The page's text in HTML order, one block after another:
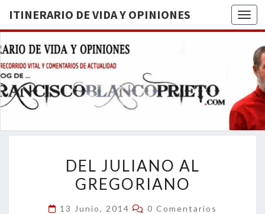
ITINERARIO DE VIDA Y OPINIONES
DE
BREVE
RECORRIDO
VITAL Y
ACTUALIDAD
JULIANO
AL
DEL JULIANO AL
GREGORIANO
13 Junio, 2014 Comentarios
0 Comentarios